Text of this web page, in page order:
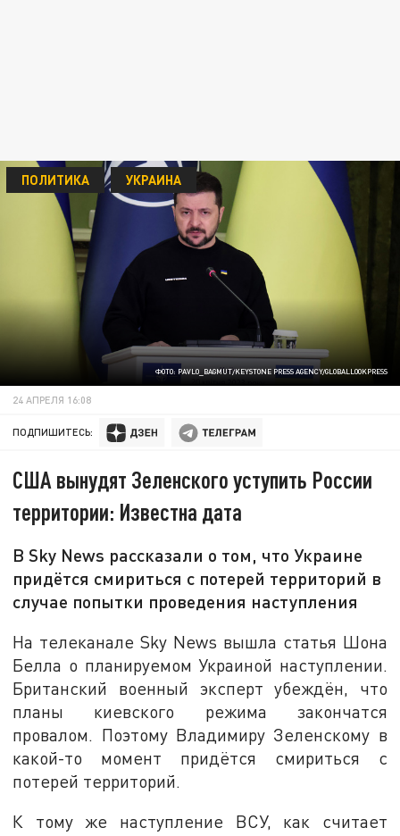
ФОТО: PAVLO_BAGMUT/KEYSTONE PRESS AGENCY/GLOBALLOOKPRESS
ПОЛИТИКА УКРАИНА
24 АПРЕЛЯ 16:08
ПОДПИШИТЕСЬ:
США вынудят Зеленского уступить России
территории: Известна дата
В Sky News рассказали о том, что Украине
придётся смириться с потерей территорий в
случае попытки проведения наступления
На телеканале Sky News вышла статья Шона
Белла о планируемом Украиной наступлении.
Британский военный эксперт убеждён, что
планы киевского режима закончатся
провалом. Поэтому Владимиру Зеленскому в
какой-то момент придётся смириться с
потерей территорий.
К тому же наступление ВСУ, как считает